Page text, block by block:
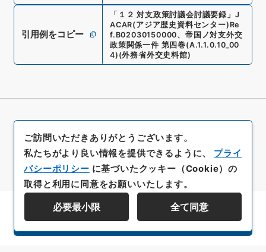
引用例をコピー
「 １２ 対支政策討議会討議要録 」 J
ACAR(アジア歴史資料センター) Re
f. B02030150000、 帝国ノ対支外交
政策関係一件 第四巻(A.1.1.0.10_00
4) (外務省外交史料館)
資料群階層を表示する
ご訪問いただきありがとうございます。
私たちがより良い情報を提供できるように、 プライ
バシーポリシー に基づいたクッキー（Cookie）の
取得と利用に同意をお願いいたします。
必要最小限 全て同意